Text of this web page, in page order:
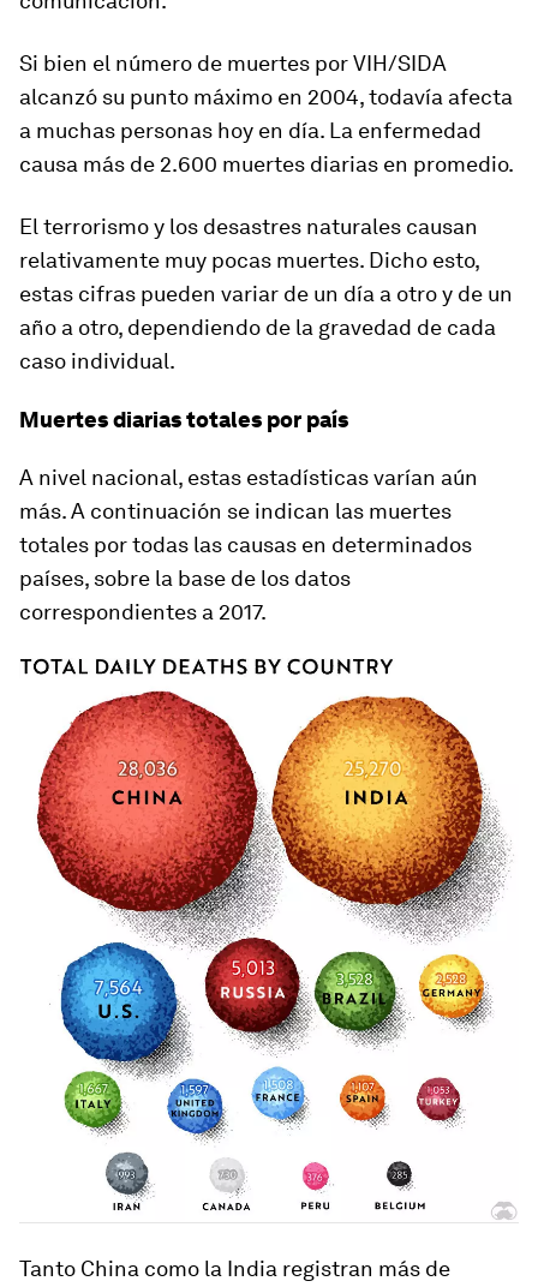
Si bien el número de muertes por VIH/SIDA
alcanzó su punto máximo en 2004, todavía afecta
a muchas personas hoy en día. La enfermedad
causa más de 2.600 muertes diarias en promedio.
El terrorismo y los desastres naturales causan
relativamente muy pocas muertes. Dicho esto,
estas cifras pueden variar de un día a otro y de un
año a otro, dependiendo de la gravedad de cada
caso individual.
Muertes diarias totales por país
A nivel nacional, estas estadísticas varían aún
más. A continuación se indican las muertes
totales por todas las causas en determinados
países, sobre la base de los datos
correspondientes a 2017.
Tanto China como la India registran más de